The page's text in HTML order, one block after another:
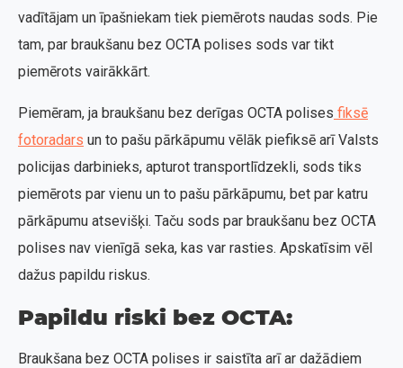
vadītājam un īpašniekam tiek piemērots naudas sods. Pie
tam, par braukšanu bez OCTA polises sods var tikt
piemērots vairākkārt.
Piemēram, ja braukšanu bez derīgas OCTA polises fiksē
fotoradars un to pašu pārkāpumu vēlāk piefiksē arī Valsts
policijas darbinieks, apturot transportlīdzekli, sods tiks
piemērots par vienu un to pašu pārkāpumu, bet par katru
pārkāpumu atsevišķi. Taču sods par braukšanu bez OCTA
polises nav vienīgā seka, kas var rasties. Apskatīsim vēl
dažus papildu riskus.
Papildu riski bez OCTA:
Braukšana bez OCTA polises ir saistīta arī ar dažādiem